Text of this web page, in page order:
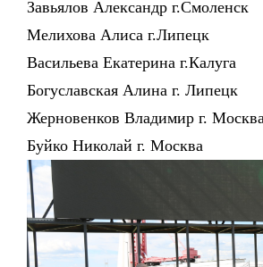
Завьялов Александр г.Смоленск
Мелихова Алиса г.Липецк
Васильева Екатерина г.Калуга
Богуславская Алина г. Липецк
Жерновенков Владимир г.
Буйко Николай г. Москва